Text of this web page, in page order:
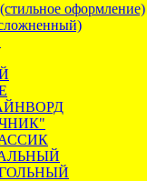
оформление)